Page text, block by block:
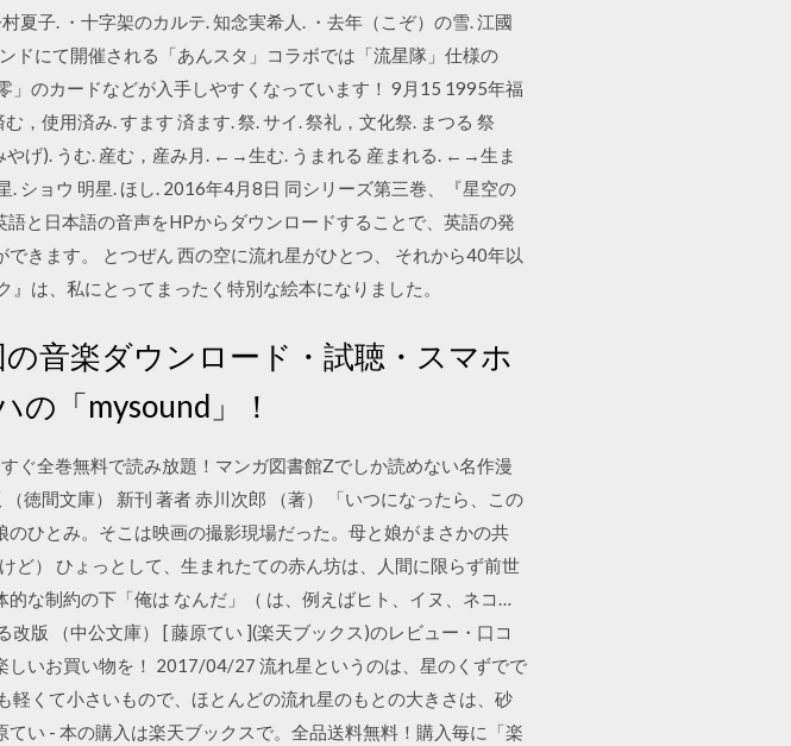
夏子. ・十字架のカルテ. 知念実希人. ・去年（こぞ）の雪. 江國
にて開催される「あんスタ」コラボでは「流星隊」仕様の
」のカードなどが入手しやすくなっています！ 9月15 1995年福
，使用済み. すます 済ます. 祭. サイ. 祭礼，文化祭. まつる 祭
やげ). うむ. 産む，産み月. ←→生む. うまれる 産まれる. ←→生ま
. ショウ 明星. ほし. 2016年4月8日 同シリーズ第三巻、『星空の
と日本語の音声をHPからダウンロードすることで、英語の発
きます。 とつぜん 西の空に流れ星がひとつ、 それから40年以
は、私にとってまったく特別な絵本になりました。
音楽ダウンロード・試聴・スマホ
「mysound」！
ぐ全巻無料で読み放題！マンガ図書館Zでしか読めない名作漫
徳間文庫） 新刊 著者 赤川次郎 （著） 「いつになったら、この
ひとみ。そこは映画の撮影現場だった。母と娘がまさかの共
ど） ひょっとして、生まれたての赤ん坊は、人間に限らず前世
な制約の下「俺は なんだ」（ は、例えばヒト、イヌ、ネコ…
版 （中公文庫） [ 藤原てい ](楽天ブックス)のレビュー・口コ
いお買い物を！ 2017/04/27 流れ星というのは、星のくずでで
くて小さいもので、ほとんどの流れ星のもとの大きさは、砂
い - 本の購入は楽天ブックスで。全品送料無料！購入毎に「楽